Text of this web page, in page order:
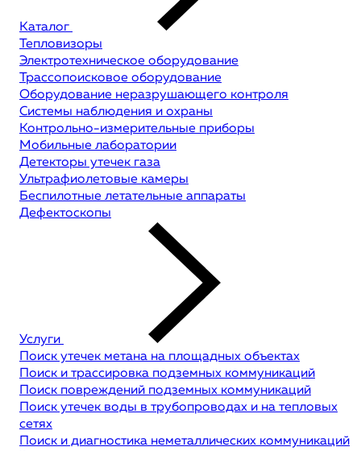
Каталог
Тепловизоры
Электротехническое оборудование
Трассопоисковое оборудование
Оборудование неразрушающего контроля
Системы наблюдения и охраны
Контрольно-измерительные приборы
Мобильные лаборатории
Детекторы утечек газа
Ультрафиолетовые камеры
Беспилотные летательные аппараты
Дефектоскопы
Услуги
Поиск утечек метана на площадных объектах
Поиск и трассировка подземных коммуникаций
Поиск повреждений подземных коммуникаций
Поиск утечек воды в трубопроводах и на тепловых
сетях
Поиск и диагностика неметаллических коммуникаций